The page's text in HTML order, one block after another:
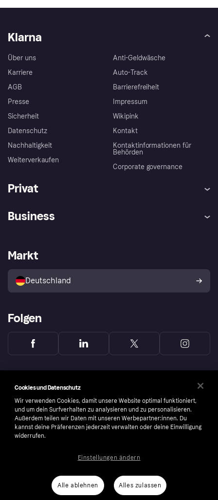
Klarna
Über uns
Karriere
AGB
Presse
Sicherheit
Datenschutz
Nachhaltigkeit
Weiterverkaufen
Anti-Geldwäsche
Auto-Track
Barrierefreiheit
Impressum
Wikipink
Kontakt
Kontaktinformationen für
Behörden
Corporate governance
Privat
Klarna App
Shops entdecken
Käuferschutzrichtlinie
Dein Widerrufsrecht
Business
Händlerportal
Markt
Deutschland
Folgen
number: 556737-0431
Nutzungsbedingungen CookiesKlarna.com
Cookies und Datenschutz
Wir verwenden Cookies, damit unsere Website optimal funktioniert,
und um dein Surfverhalten zu analysieren und zu personalisieren.
Außerdem teilen wir Daten mit unseren Werbepartner:innen. Du
kannst deine Präferenzen jederzeit verwalten oder deine Einwilligung
widerrufen.
Alle ablehnen Alles zulassen
Einstellungen ändern